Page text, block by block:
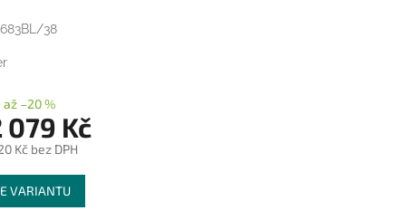
38
až –20 %
079 Kč
Kčbez DPH
VARIANTU